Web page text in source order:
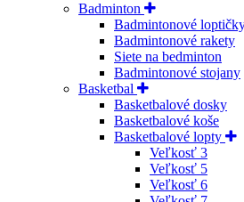
Badminton
Badmintonové
Badmintonové rakety
Siete na bedminton
Badmintonové stojany
Basketbal
Basketbalové dosky
Basketbalové koše
Basketbalové lopty
Veľkosť 3
Veľkosť 5
Veľkosť 6